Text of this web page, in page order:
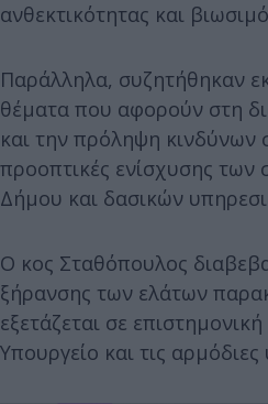
ανθεκτικότητας και
Παράλληλα, συζητήθηκαν
θέματα που αφορούν στη
και την πρόληψη κινδύνων
προοπτικές ενίσχυσης των
Δήμου και δασικών
Ο κος Σταθόπουλος
ξήρανσης των ελάτων
εξετάζεται σε
Υπουργείο και τις αρμόδιες